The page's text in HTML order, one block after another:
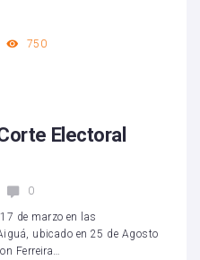
750
Electoral
0
de marzo en las
ubicado en 25 de Agosto
Ferreira…